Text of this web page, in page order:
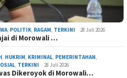
, POLITIK, RAGAM, TERKINI 28 Juli 2026
di Morowali …
, HUKRIM, KRIMINAL, PEMERINTAHAN,
, TERKINI 28 Juli 2026
Dikeroyok di Morowali…